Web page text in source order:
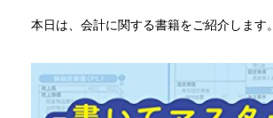
本日は、会計に関する書籍をご紹介します。